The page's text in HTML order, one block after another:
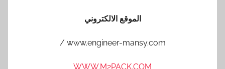
الموقع الالكتروني
www.engineer-mansy.com /
WWW.M2PACK.COM